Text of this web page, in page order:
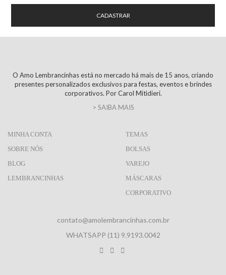
O Amo Lembrancinhas está no mercado há mais de 15 anos, criando
presentes personalizados exclusivos para festas, eventos e brindes
corporativos. Por Carol Mitidieri.
> SAIBA MAIS
MINHA CONTA
SOBRE NÓS
BLOG
LEMBRANCINHAS
TEMAS
BOLSAS
VAREJO
MÁSCARAS
CORPORATIVO
contato@amolembrancinhas.com.br
WHATSAPP (11) 9.9193.0042